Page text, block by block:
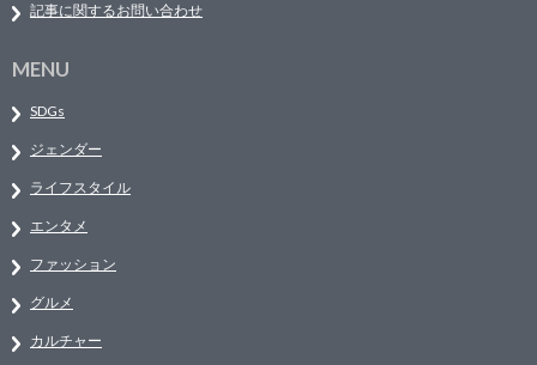
記事に関するお問い合わせ
MENU
SDGs
ジェンダー
ライフスタイル
エンタメ
ファッション
グルメ
カルチャー